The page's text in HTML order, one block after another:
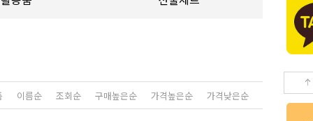
이름순 조회순 구매높은순 가격높은순 가격낮은순